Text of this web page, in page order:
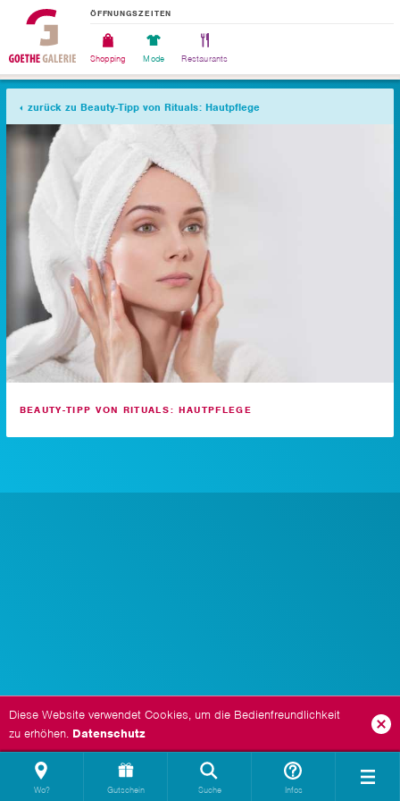
Diese Website verwendet Cookies, um die Bedienfreundlichkeit
zu erhöhen. Datenschutz
ÖFFNUNGSZEITEN
Shopping Mode Restaurants
zurück zu Beauty-Tipp von Rituals: Hautpflege
BEAUTY-TIPP VON RITUALS: HAUTPFLEGE
Wo? Gutschein Suche Infos